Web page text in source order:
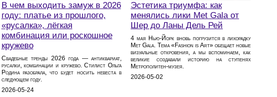
В чем выходить замуж в 2026
году: платье из прошлого,
«русалка», лёгкая
комбинация или роскошное
кружево
Свадебные тренды 2026 года — антиквариат,
русалки, комбинации и кружево. Стилист Ольга
Родина разобрала, что будет носить невеста в
следующем году.
2026-05-24
Эстетика триумфа: как
менялись лики Met Gala от
Шер до Ланы Дель Рей
4 мая Нью-Йорк вновь погрузится в лихорадку
Met Gala. Тема «Fashion is Art» обещает новые
визуальные откровения, а мы вспоминаем, как
великие создавали историю на ступенях
Метрополитен-музея.
2026-05-02